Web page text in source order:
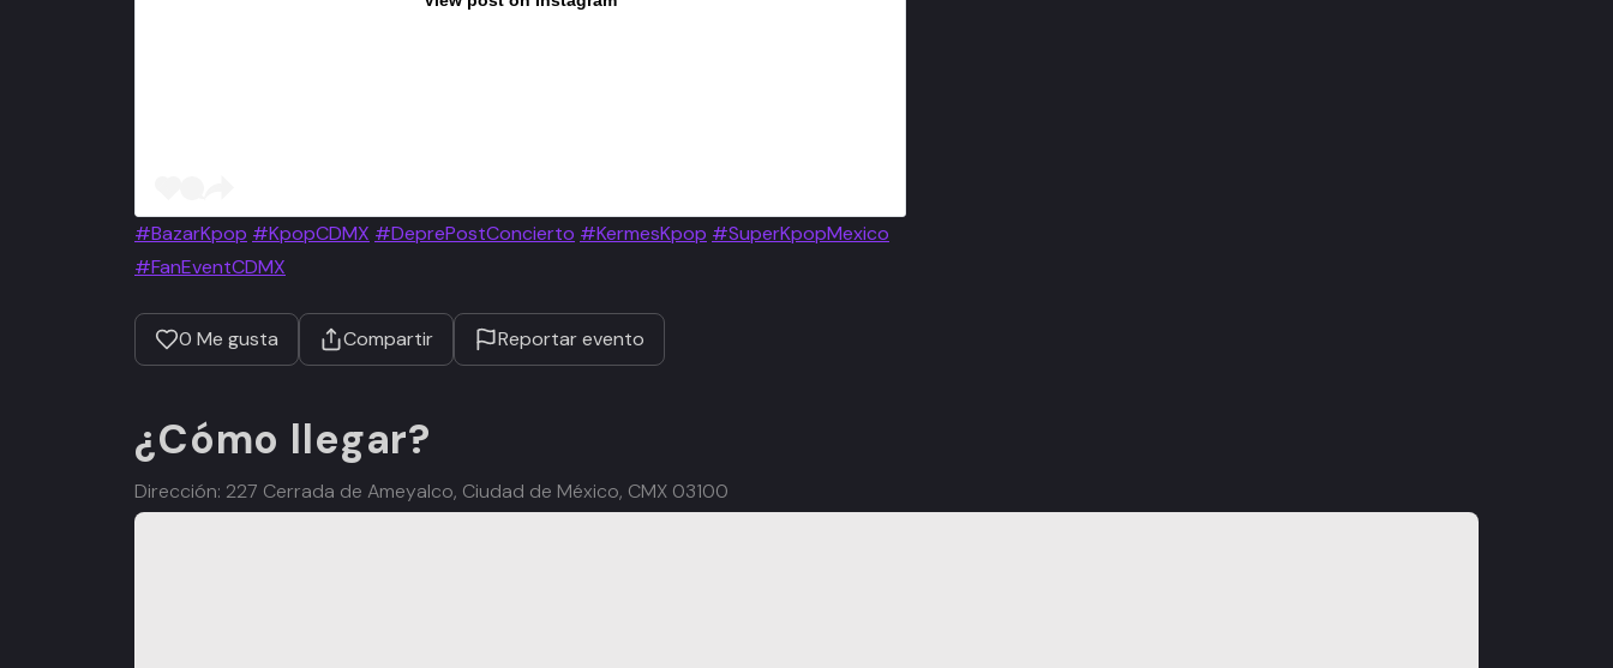
#BazarKpop #KpopCDMX #DeprePostConcierto #KermesKpop #SuperKpopMexico
#FanEventCDMX
0 Me gusta Compartir Reportar evento
¿Cómo llegar?
Dirección: 227 Cerrada de Ameyalco, Ciudad de México, CMX 03100